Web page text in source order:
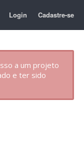
Login Cadastre-se
a um projeto
e ter sido